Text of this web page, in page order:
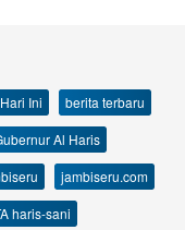
Ini
berita terbaru
Al Haris
jambiseru.com
haris-sani